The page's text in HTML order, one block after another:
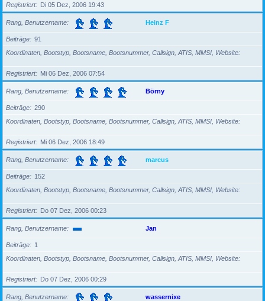
Registriert Di 05 Dez, 2006 19:43
Rang, Benutzername Heinz F
Beiträge
91
Koordinaten, Bootstyp, Bootsname, Bootsnummer, Callsign, ATIS, MMSI, Website
Registriert Mi 06 Dez, 2006 07:54
Rang, Benutzername Börny
Beiträge
290
Koordinaten, Bootstyp, Bootsname, Bootsnummer, Callsign, ATIS, MMSI, Website
Registriert Mi 06 Dez, 2006 18:49
Rang, Benutzername marcus
Beiträge
152
Koordinaten, Bootstyp, Bootsname, Bootsnummer, Callsign, ATIS, MMSI, Website
Registriert Do 07 Dez, 2006 00:23
Rang, Benutzername Jan
Beiträge
1
Koordinaten, Bootstyp, Bootsname, Bootsnummer, Callsign, ATIS, MMSI, Website
Registriert Do 07 Dez, 2006 00:29
Rang, Benutzername wassernixe